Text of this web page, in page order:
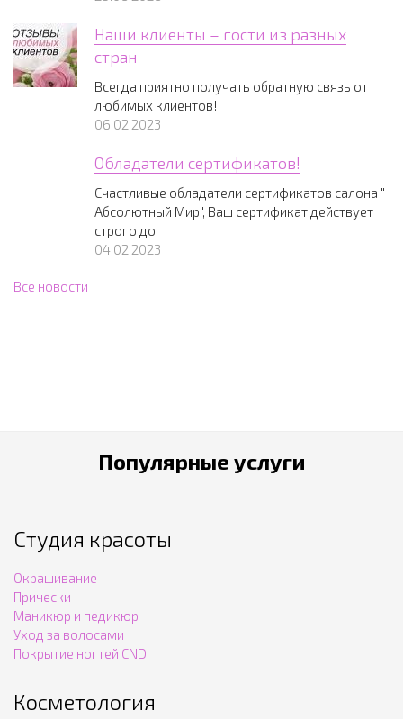
Наши клиенты – гости из разных
стран
Всегда приятно получать обратную связь от
любимых клиентов!
06.02.2023
Обладатели сертификатов!
Счастливые обладатели сертификатов салона "
Абсолютный Мир", Ваш сертификат действует
строго до
04.02.2023
Все новости
Популярные услуги
Студия красоты
Окрашивание
Прически
Маникюр и педикюр
Уход за волосами
Покрытие ногтей CND
Косметология